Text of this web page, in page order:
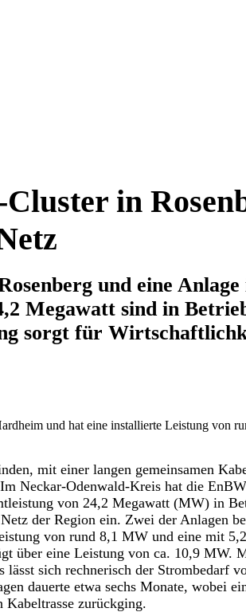
in
und eine Anlage
Megawatt sind in
sorgt für
und hat eine installierte Leistung von
mit einer langen gemeinsamen
Neckar-Odenwald-Kreis hat die
von 24,2 Megawatt (MW) in
der Region ein. Zwei der Anlagen
von rund 8,1 MW und eine mit
über eine Leistung von ca. 10,9 MW.
lässt sich rechnerisch der Strombedarf
dauerte etwa sechs Monate, wobei
zurückging.